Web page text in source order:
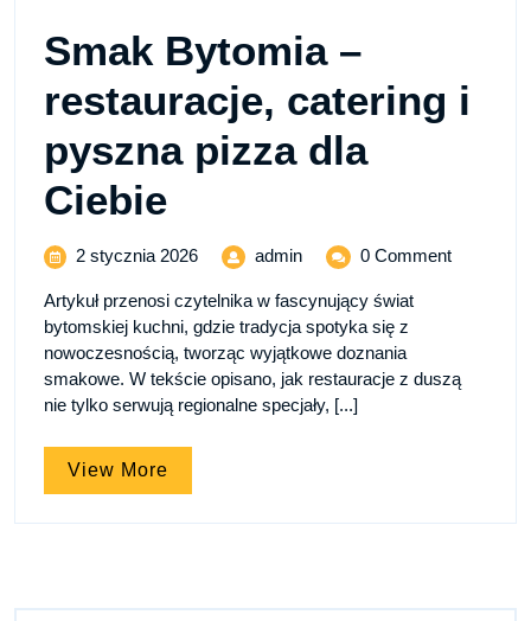
Smak Bytomia –
restauracje, catering i
pyszna pizza dla
CiebieSmak
Bytomia
–
restauracje,
catering
i
pyszna
dla
2 stycznia 20262
2026
adminSmak
–
restauracje,
catering
i
pyszna
0 Comment
Artykuł przenosi czytelnika w fascynujący świat
bytomskiej kuchni, gdzie tradycja spotyka się z
nowoczesnością, tworząc wyjątkowe doznania
smakowe. W tekście opisano, jak restauracje z duszą
nie tylko serwują regionalne specjały, [...]
View More
More